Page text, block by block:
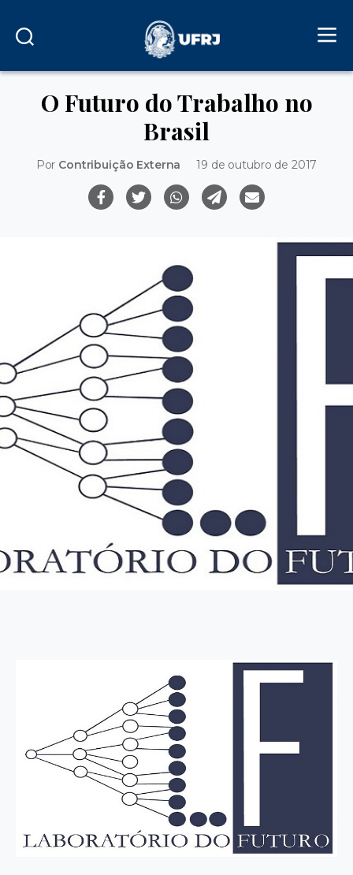
O Futuro do Trabalho no
Brasil
Por Contribuição Externa 19 de outubro de 2017